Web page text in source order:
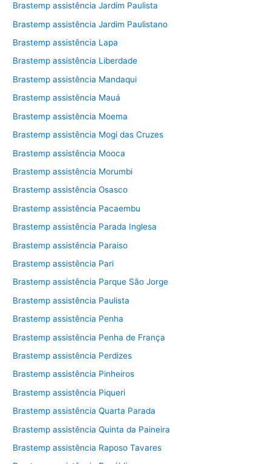
Brastemp assistência Jardim Paulista
Brastemp assistência Jardim Paulistano
Brastemp assistência Lapa
Brastemp assistência Liberdade
Brastemp assistência Mandaqui
Brastemp assistência Mauá
Brastemp assistência Moema
Brastemp assistência Mogi das Cruzes
Brastemp assistência Mooca
Brastemp assistência Morumbi
Brastemp assistência Osasco
Brastemp assistência Pacaembu
Brastemp assistência Parada Inglesa
Brastemp assistência Paraiso
Brastemp assistência Pari
Brastemp assistência Parque São Jorge
Brastemp assistência Paulista
Brastemp assistência Penha
Brastemp assistência Penha de França
Brastemp assistência Perdizes
Brastemp assistência Pinheiros
Brastemp assistência Piqueri
Brastemp assistência Quarta Parada
Brastemp assistência Quinta da Paineira
Brastemp assistência Raposo Tavares